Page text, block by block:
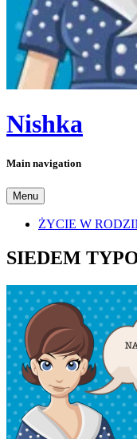
Nishka
Main navigation
Menu
ŻYCIE W
SIEDEM